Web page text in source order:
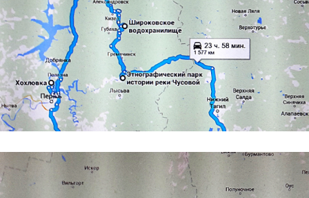
Политика
Образование
В мире
Культура
Авто, мото
Спорт
Знаменитости